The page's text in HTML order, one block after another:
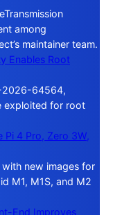
among
maintainer team.
Enables Root
2026-64564,
exploited for root
4 Pro, Zero 3W,
new images for
M1, M1S, and M2
End Improves